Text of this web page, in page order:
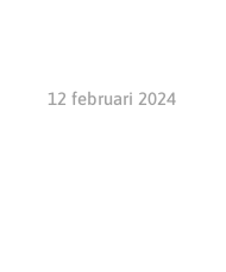
12 februari 2024